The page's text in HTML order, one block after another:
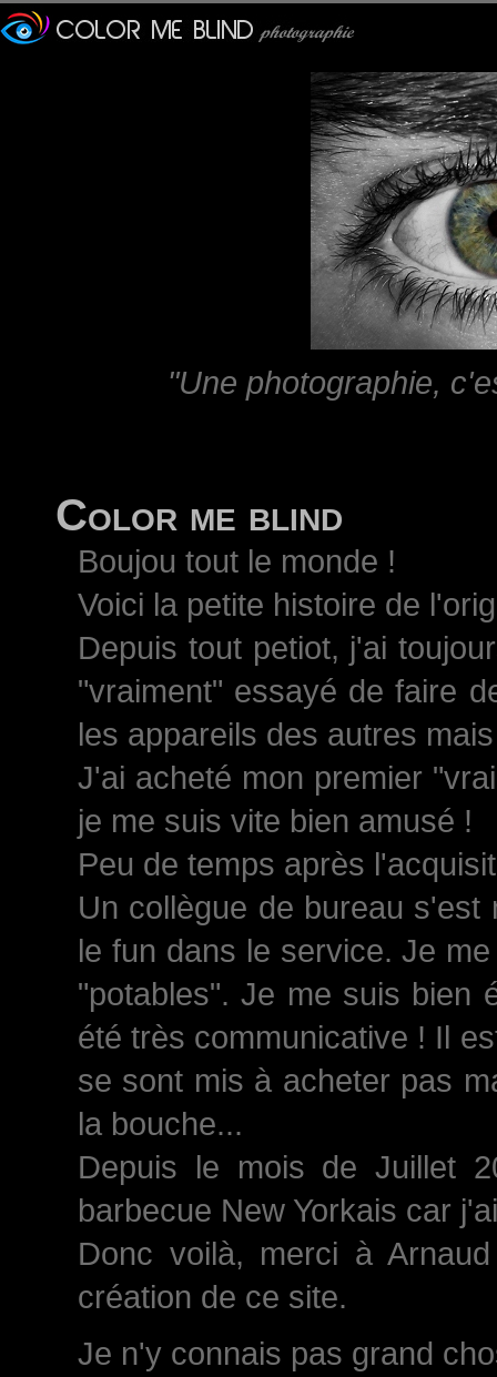
"Une photographie,
Color me blind
Boujou tout le monde !
Voici la petite histoire de
Depuis tout petiot, j'ai
"vraiment" essayé de faire
les appareils des autres
J'ai acheté mon premier
je me suis vite bien amusé !
Peu de temps après
Un collègue de bureau
le fun dans le service. Je
"potables". Je me suis bien
été très communicative ! Il
se sont mis à acheter pas
la bouche...
Depuis le mois de Juillet
barbecue New Yorkais car
Donc voilà, merci à
création de ce site.
Je n'y connais pas grand